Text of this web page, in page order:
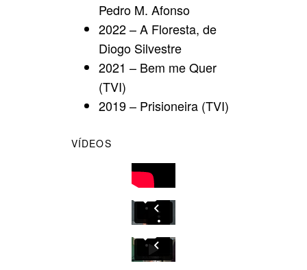
Pedro M. Afonso
2022 – A Floresta, de
Diogo Silvestre
2021 – Bem me Quer
(TVI)
2019 – Prisioneira (TVI)
VÍDEOS